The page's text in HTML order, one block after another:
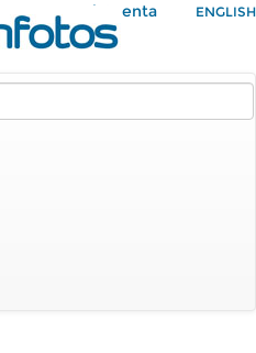
Mi Cuenta ENGLISH